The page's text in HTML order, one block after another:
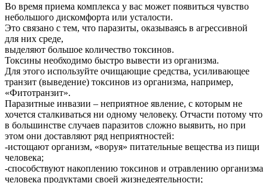
Во время приема комплекса у вас может появиться чувство
небольшого дискомфорта или усталости.
Это связано с тем, что паразиты, оказываясь в агрессивной
для них среде,
выделяют большое количество токсинов.
Токсины необходимо быстро вывести из организма.
Для этого используйте очищающие средства, усиливающее
транзит (выведение) токсинов из организма, например,
«Фитотранзит».
Паразитные инвазии – неприятное явление, с которым не
хочется сталкиваться ни одному человеку. Отчасти потому что
в большинстве случаев паразитов сложно выявить, но при
этом они доставляют ряд неприятностей:
-истощают организм, «воруя» питательные вещества из пищи
человека;
-способствуют накоплению токсинов и отравлению организма
человека продуктами своей жизнедеятельности;